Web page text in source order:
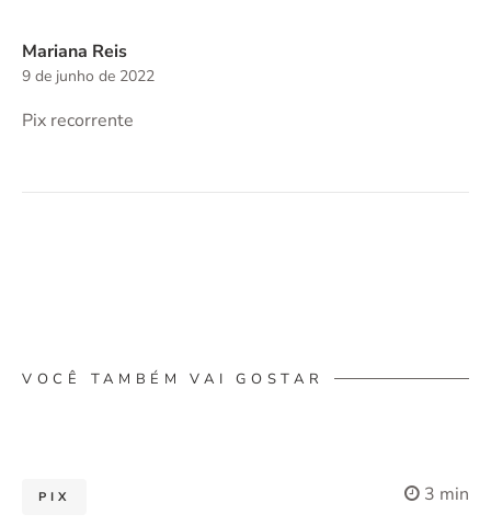
Mariana Reis
9 de junho de 2022
Pix recorrente
VOCÊ TAMBÉM VAI GOSTAR
PIX 3 min